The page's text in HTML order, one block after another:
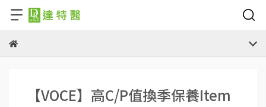
【VOCE】高C/P值換季保養Item